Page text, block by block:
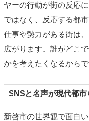
ヤーの行動が街の反応
ではなく、反応する都市
仕事や勢力がある街は
広がります。誰がどこ
かを考えたくなるからで
SNSと名声が現代都市
新啓市の世界観で面白